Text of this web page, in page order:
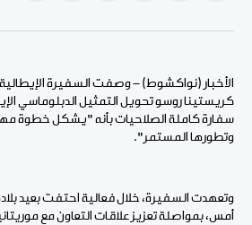
الفيسبوكPinterest
لينكد WhatsApp
الأخبار (نواكشوط) - وصفت السفيرة الإيطالية
كريستينا روسو تحويل التمثيل الدبلوماسي
سفارة كاملة الصلاحيات بأنه "يشكل خطوة
وتطورها المستمر".
وتعهدت السفيرة، خلال فعالية احتفت بعيد
أمس، بمواصلة تعزيز علاقات التعاون مع